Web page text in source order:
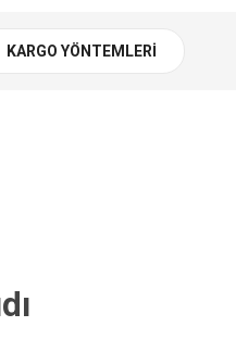
KARGO YÖNTEMLERI